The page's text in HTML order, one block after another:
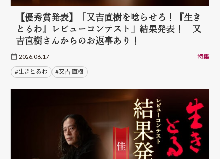
【優秀賞発表】「又吉直樹を唸らせろ！『生き
とるわ』レビューコンテスト」結果発表！ 又
吉直樹さんからのお返事あり！
2026.06.17 特集
#生きとるわ #又吉 直樹